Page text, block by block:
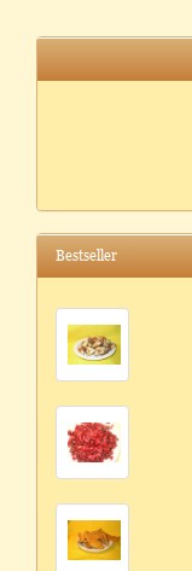
Bestseller